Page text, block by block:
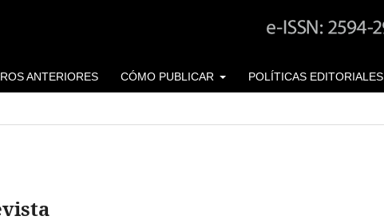
ANTERIORES CÓMO PUBLICAR POLÍTICAS EDITORIALES